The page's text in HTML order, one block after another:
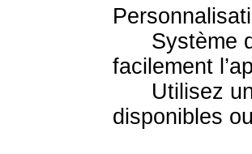
Système
facilement
Utilisez un
disponibles